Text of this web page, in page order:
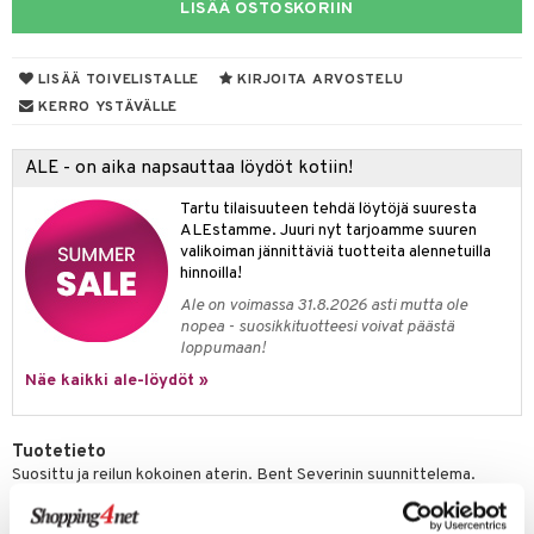
LISÄÄ OSTOSKORIIN
LISÄÄ TOIVELISTALLE
KIRJOITA ARVOSTELU
KERRO YSTÄVÄLLE
ALE - on aika napsauttaa löydöt kotiin!
Tartu tilaisuuteen tehdä löytöjä suuresta
ALEstamme. Juuri nyt tarjoamme suuren
valikoiman jännittäviä tuotteita alennetuilla
hinnoilla!
Ale on voimassa 31.8.2026 asti mutta ole
nopea - suosikkituotteesi voivat päästä
loppumaan!
Näe kaikki ale-löydöt »
Tuotetieto
Suosittu ja reilun kokoinen aterin. Bent Severinin suunnittelema.
Materiaali: 18/8 ruostumaton teräs ja musta POM-muovi. Veitsen terä
sopii erityisesti pihvien ja grillatun lihan leikkaamiseen, mutta veistä
sisustus
tarvikkeita
tekstiilit
koristelu
säilytys
tekstiilit
Saalit
& Tyynyliinat
& Peitot
& Koukut
& Korit
& Veistokset
& Lyhdyt
tekstiilit
tekstiilit
hyönteissuoja
& Lyhdyt